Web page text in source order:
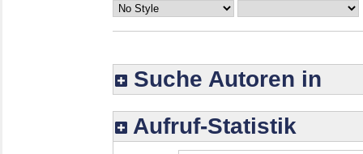
Suche Autoren in
Aufruf-Statistik